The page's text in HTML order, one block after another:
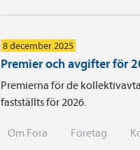
8 december 2025
Premier och avgifter för
Premierna för de
fastställts för 2026.
Om Fora Företag